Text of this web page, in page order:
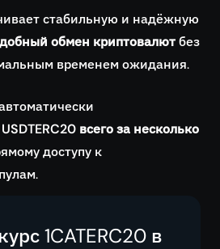
стабильную и надёжную
обмен криптовалютбез
временем ожидания.
всего за несколько
доступу к
1CATERC20 в